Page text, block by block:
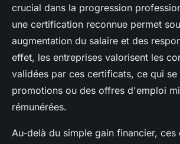
crucial dans la progression
une certification reconnue permet
augmentation du salaire et des
effet, les entreprises valorisent les
validées par ces certificats, ce qui
promotions ou des offres d'emploi
rémunérées.
Au-delà du simple gain financier,